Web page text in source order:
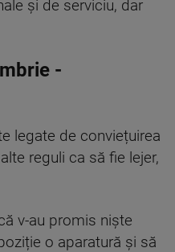
și de serviciu, dar
-
legate de conviețuirea
reguli ca să fie lejer,
v-au promis niște
o aparatură și să